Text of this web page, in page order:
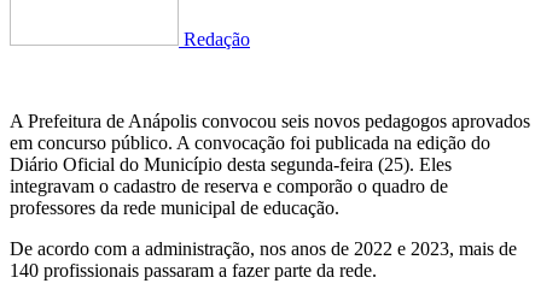
Redação
A Prefeitura de Anápolis convocou seis novos pedagogos aprovados
em concurso público. A convocação foi publicada na edição do
Diário Oficial do Município desta segunda-feira (25). Eles
integravam o cadastro de reserva e comporão o quadro de
professores da rede municipal de educação.
De acordo com a administração, nos anos de 2022 e 2023, mais de
140 profissionais passaram a fazer parte da rede.